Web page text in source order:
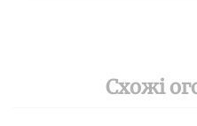
Схожі